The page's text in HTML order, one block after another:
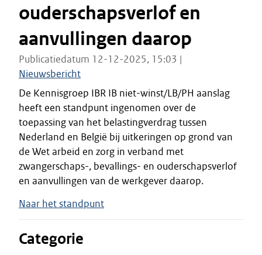
ouderschapsverlof en
aanvullingen daarop
Publicatiedatum 12-12-2025, 15:03 |
Nieuwsbericht
De Kennisgroep IBR IB niet-winst/LB/PH aanslag
heeft een standpunt ingenomen over de
toepassing van het belastingverdrag tussen
Nederland en België bij uitkeringen op grond van
de Wet arbeid en zorg in verband met
zwangerschaps-, bevallings- en ouderschapsverlof
en aanvullingen van de werkgever daarop.
Naar het standpunt
Categorie